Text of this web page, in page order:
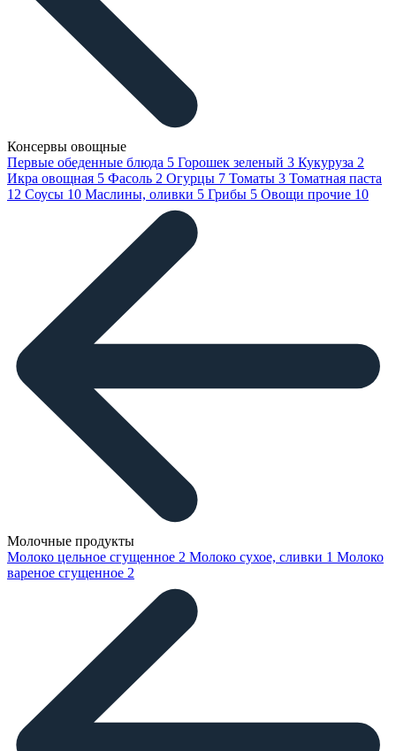
Консервы овощные
Первые обеденные блюда 5 Горошек зеленый 3 Кукуруза 2
Икра овощная 5 Фасоль 2 Огурцы 7 Томаты 3 Томатная паста
12 Соусы 10 Маслины, оливки 5 Грибы 5 Овощи прочие 10
Молочные продукты
Молоко цельное сгущенное 2 Молоко сухое, сливки 1 Молоко
вареное сгущенное 2